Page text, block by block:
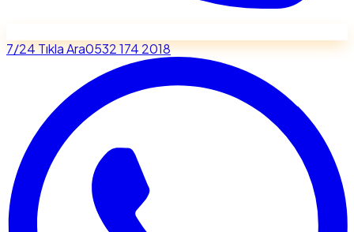
7/24 Tıkla Ara0532 174 2018